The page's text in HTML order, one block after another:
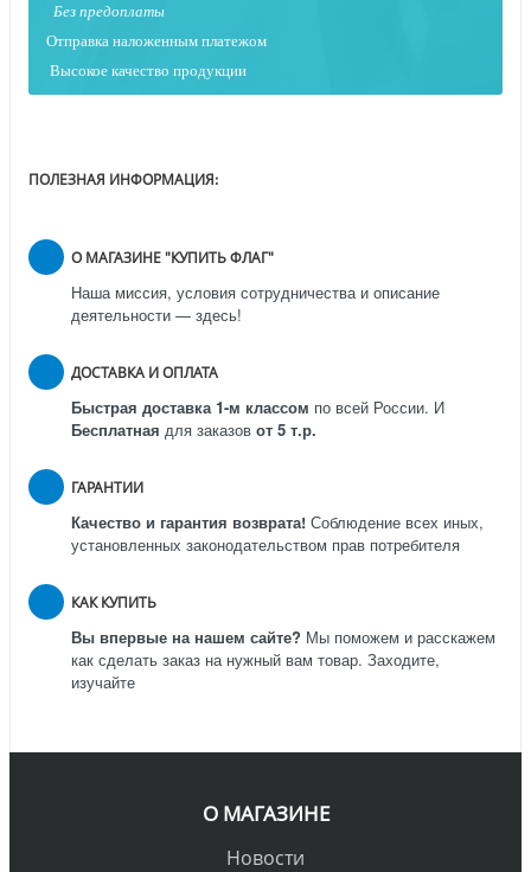
Без предоплаты
Отправка наложенным платежом
Высокое качество продукции
ПОЛЕЗНАЯ ИНФОРМАЦИЯ:
О МАГАЗИНЕ "КУПИТЬ ФЛАГ"
Наша миссия, условия сотрудничества и описание
деятельности — здесь!
ДОСТАВКА И ОПЛАТА
Быстрая доставка 1-м классом по всей России. И
Бесплатная для заказов от 5 т.р.
ГАРАНТИИ
Качество и гарантия возврата! Соблюдение всех иных,
установленных законодательством прав потребителя
КАК КУПИТЬ
Вы впервые на нашем сайте? Мы поможем и расскажем
как сделать заказ на нужный вам товар. Заходите,
изучайте
О МАГАЗИНЕ
Новости